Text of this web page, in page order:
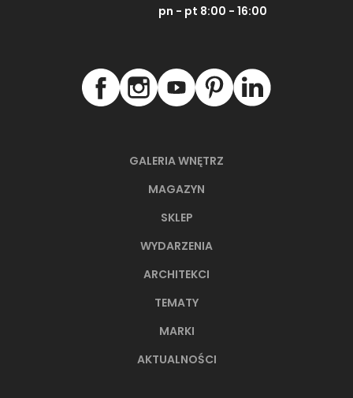
GALERIA WNĘTRZ
MAGAZYN
SKLEP
WYDARZENIA
ARCHITEKCI
TEMATY
MARKI
AKTUALNOŚCI
pn - pt 8:00 - 16:00